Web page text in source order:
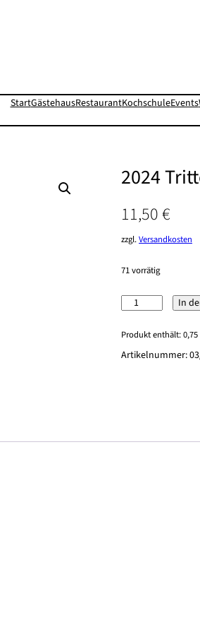
StartGästehausRestaurantKochschuleEvents
2024
11,50€
zzgl.Versandkosten
71 vorrätig
2024
Riesling
HC
In
Produkt enthält: 0,75
Artikelnummer: